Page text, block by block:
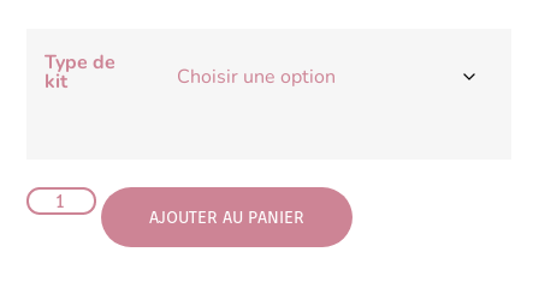
Type de
kit
AJOUTER AU PANIER